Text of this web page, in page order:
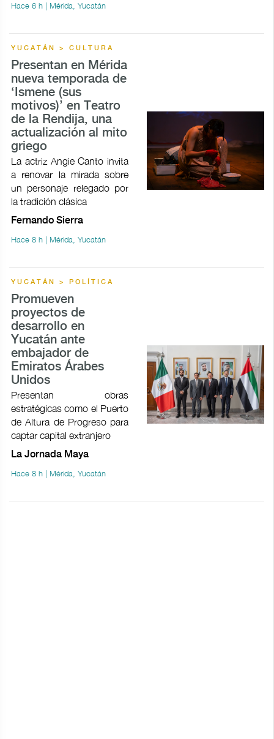
Hace 6 h | Mérida, Yucatán
YUCATÁN > CULTURA
Presentan en Mérida
nueva temporada de
‘Ismene (sus
motivos)’ en Teatro
de la Rendija, una
actualización al mito
griego
La actriz Angie Canto invita
a renovar la mirada sobre
un personaje relegado por
la tradición clásica
Fernando Sierra
Hace 8 h | Mérida, Yucatán
YUCATÁN > POLÍTICA
Promueven
proyectos de
desarrollo en
Yucatán ante
embajador de
Emiratos Árabes
Unidos
Presentan obras
estratégicas como el Puerto
de Altura de Progreso para
captar capital extranjero
La Jornada Maya
Hace 8 h | Mérida, Yucatán